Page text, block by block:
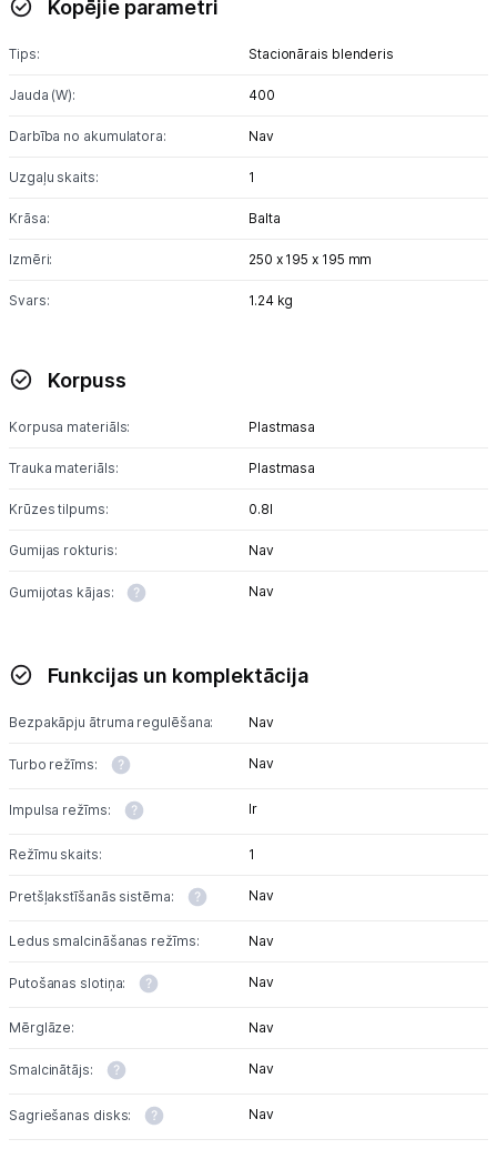
Blenderi
Friteri
Vakuuma iepakotāji
Mazās virtuves tehnikas aksesuāri
Klimata iekārtas
Apģērbu kopšana
Skaistumkopšana
Kopējie parametri
Tips: Stacionārais blenderis
Jauda (W): 400
Darbība no akumulatora: Nav
Uzgaļu skaits: 1
Krāsa: Balta
Izmēri: 250 x 195 x 195 mm
Svars: 1.24 kg
Korpuss
Korpusa materiāls: Plastmasa
Trauka materiāls: Plastmasa
Krūzes tilpums: 0.8l
Gumijas rokturis: Nav
Gumijotas kājas: Nav
Funkcijas un komplektācija
Bezpakāpju ātruma regulēšana: Nav
Turbo režīms: Nav
Impulsa režīms: Ir
Režīmu skaits: 1
Pretšļakstīšanās sistēma: Nav
Ledus smalcināšanas režīms: Nav
Putošanas slotiņa: Nav
Mērglāze: Nav
Smalcinātājs: Nav
Sagriešanas disks: Nav